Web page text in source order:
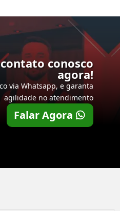
conosco
agora!
via Whatsapp, e garanta
agilidade no atendimento
Falar Agora